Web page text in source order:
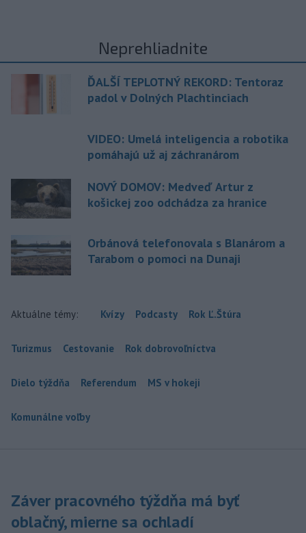
Neprehliadnite
ĎALŠÍ TEPLOTNÝ REKORD: Tentoraz
padol v Dolných Plachtinciach
VIDEO: Umelá inteligencia a robotika
pomáhajú už aj záchranárom
NOVÝ DOMOV: Medveď Artur z
košickej zoo odchádza za hranice
Orbánová telefonovala s Blanárom a
Tarabom o pomoci na Dunaji
Aktuálne témy: Kvízy Podcasty Rok Ľ.Štúra
Turizmus Cestovanie Rok dobrovoľníctva
Dielo týždňa Referendum MS v hokeji
Komunálne voľby
Záver pracovného týždňa má byť
oblačný, mierne sa ochladí